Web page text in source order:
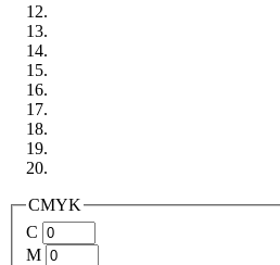
CMYK
C
M